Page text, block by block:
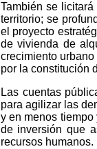
También se
territorio; se
el proyecto
de vivienda de
crecimiento
por la constitución
Las cuentas
para agilizar las
y en menos
de inversión que
recursos humanos.